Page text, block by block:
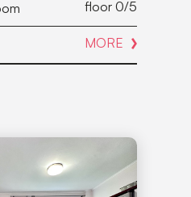
floor 0/5
MORE